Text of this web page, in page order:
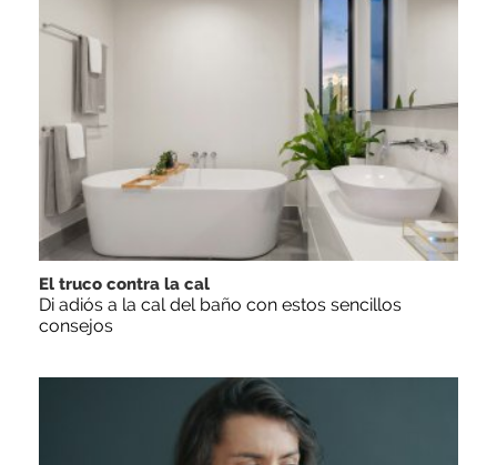
El truco contra la cal
Di adiós a la cal del baño con estos sencillos
consejos